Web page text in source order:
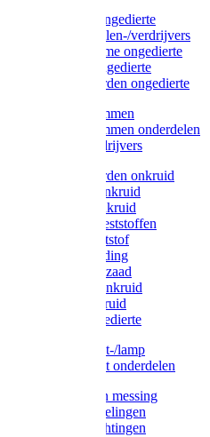
Diversen ongedierte
Insectenvallen-/verdrijvers
Protect Home ongedierte
Solabiol ongedierte
Protect Garden ongedierte
Mollenklemmen
Mollenklemmen onderdelen
Mollenverdrijvers
Protect Garden onkruid
Diversen onkruid
Solabiol onkruid
Solabiol meststoffen
Pokon meststof
Pokon voeding
Pokon graszaad
Roundup onkruid
Pokon onkruid
Pokon ongedierte
Vliegenkast-/lamp
Vliegenkast onderdelen
Zuigkorven messing
Geka koppelingen
Geka afdichtingen